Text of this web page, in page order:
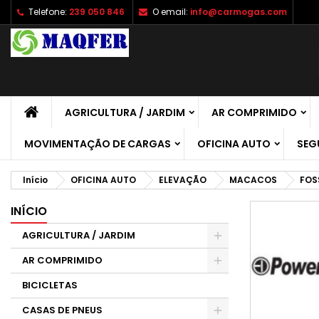
Telefone: 239 050 846 O email: info@carmogas.com
AGRICULTURA / JARDIM AR COMPRIMIDO
MOVIMENTAÇÃO DE CARGAS OFICINA AUTO
Início OFICINA AUTO ELEVAÇÃO MACACOS
INÍCIO
AGRICULTURA / JARDIM
AR COMPRIMIDO
BICICLETAS
CASAS DE PNEUS